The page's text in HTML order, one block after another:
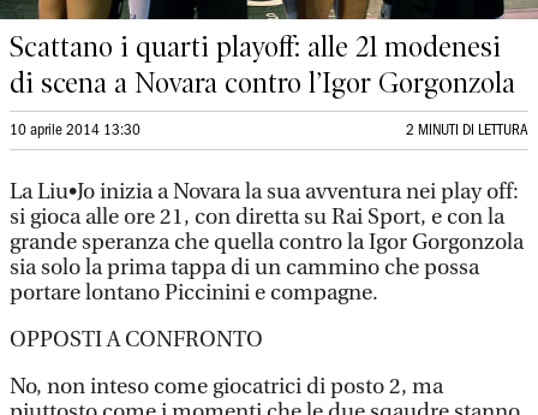
Scattano i quarti playoff: alle 21 modenesi
di scena a Novara contro l’Igor Gorgonzola
10 aprile 2014 13:30 2 MINUTI DI LETTURA
La Liu•Jo inizia a Novara la sua avventura nei play off:
si gioca alle ore 21, con diretta su Rai Sport, e con la
grande speranza che quella contro la Igor Gorgonzola
sia solo la prima tappa di un cammino che possa
portare lontano Piccinini e compagne.
OPPOSTI A CONFRONTO
No, non inteso come giocatrici di posto 2, ma